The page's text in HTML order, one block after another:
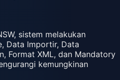
sistem melakukan
Data Importir, Data
Format XML, dan Mandatory
kemungkinan